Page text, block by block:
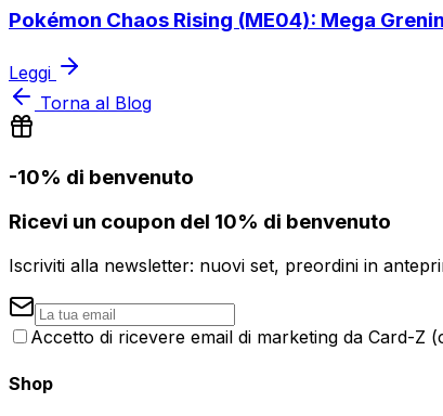
Pokémon Chaos Rising (ME04): Mega
Leggi
Torna al Blog
-10% di benvenuto
Ricevi un coupon del 10% di benvenuto
Iscriviti alla newsletter: nuovi set, preordini in
Accetto di ricevere email di marketing da Card-Z
Shop